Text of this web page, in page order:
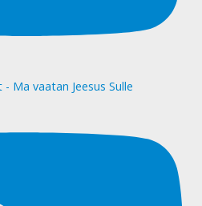
Ma vaatan Jeesus Sulle